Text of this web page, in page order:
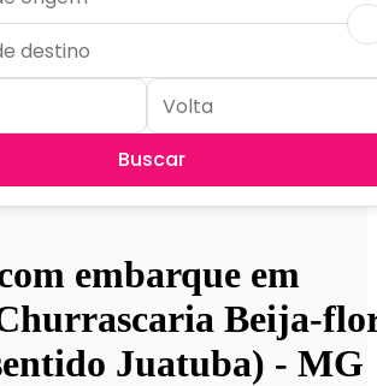
Buscar
embarque em
Beija-
Juatuba) - MG